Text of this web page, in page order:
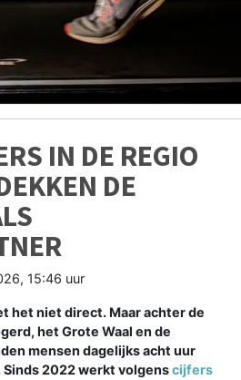
IN DE REGIO
DE
15:46 uur
het niet direct. Maar achter de
het Grote Waal en de
mensen dagelijks acht uur
2022 werkt volgenscijfers